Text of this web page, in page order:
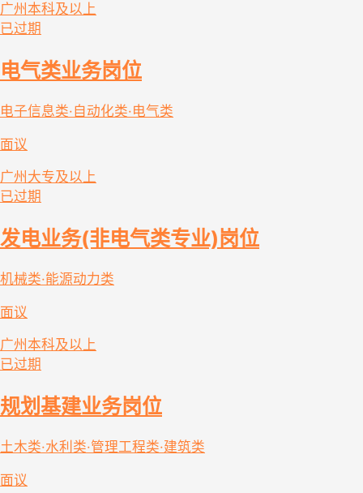
广州 本科及以上
已过期
电气类业务岗位
电子信息类·自动化类·电气类
面议
广州 大专及以上
已过期
发电业务(非电气类专业)岗位
机械类·能源动力类
面议
广州 本科及以上
已过期
规划基建业务岗位
土木类·水利类·管理工程类·建筑类
面议